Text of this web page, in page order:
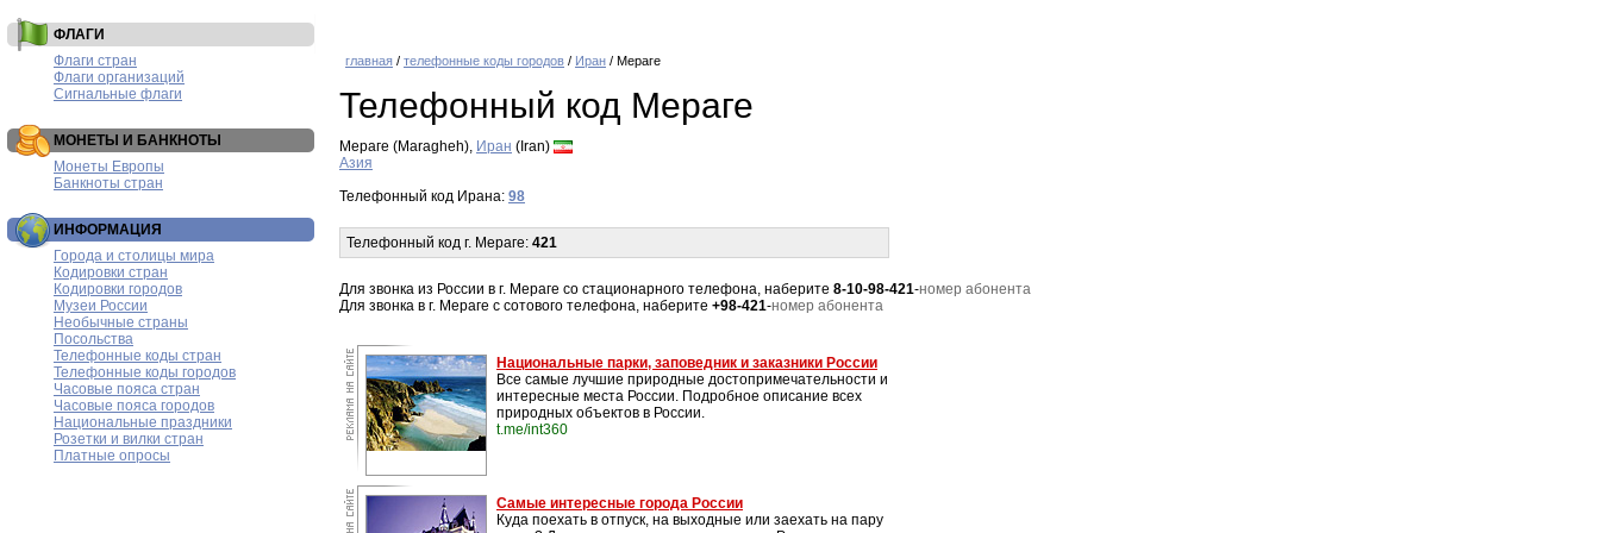
ФЛАГИ
Флаги стран
Флаги организаций
Сигнальные флаги
МОНЕТЫ И БАНКНОТЫ
Монеты Европы
Банкноты стран
ИНФОРМАЦИЯ
Города и столицы мира
Кодировки стран
Кодировки городов
Музеи России
Необычные страны
Посольства
Телефонные коды стран
Телефонные коды городов
Часовые пояса стран
Часовые пояса городов
Национальные праздники
Розетки и вилки стран
Платные опросы
главная / телефонные коды городов / Иран / Мераге
Телефонный код Мераге
Мераге (Maragheh), Иран (Iran)
Азия
Телефонный код Ирана: 98
Телефонный код г. Мераге: 421
Для звонка из России в г. Мераге со стационарного телефона, наберите 8-10-98-421-номер абонента
Для звонка в г. Мераге с сотового телефона, наберите +98-421-номер абонента
Национальные парки, заповедник и заказники России
Все самые лучшие природные достопримечательности и
интересные места России. Подробное описание всех
природных объектов в России.
t.me/int360
Самые интересные города России
Куда поехать в отпуск, на выходные или заехать на пару